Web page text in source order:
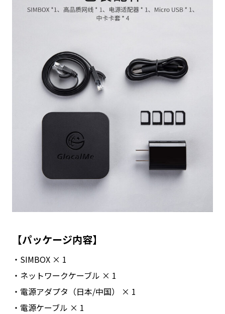
【パッケージ内容】
・SIMBOX × 1
・ネットワークケーブル × 1
・電源アダプタ（日本/中国） × 1
・電源ケーブル × 1